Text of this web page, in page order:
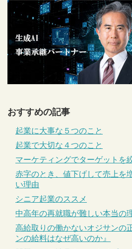
おすすめの記事
起業に大事な５つのこと
起業で大切な４つのこと
マーケティングでターゲットを
赤字のとき、値下げして売上を
い理由
シニア起業のススメ
中高年の再就職が難しい本当の
高給取りの働かないオジサンの
ンの給料はなぜ高いのか』